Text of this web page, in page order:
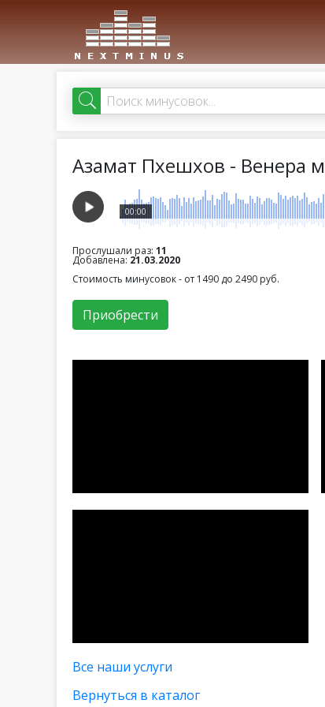
Азамат Пхешхов - Венера
00:00
Прослушали раз: 11
Добавлена: 21.03.2020
Стоимость минусовок - от 1490 до 2490 руб.
Приобрести
Все наши услуги
Вернуться в каталог